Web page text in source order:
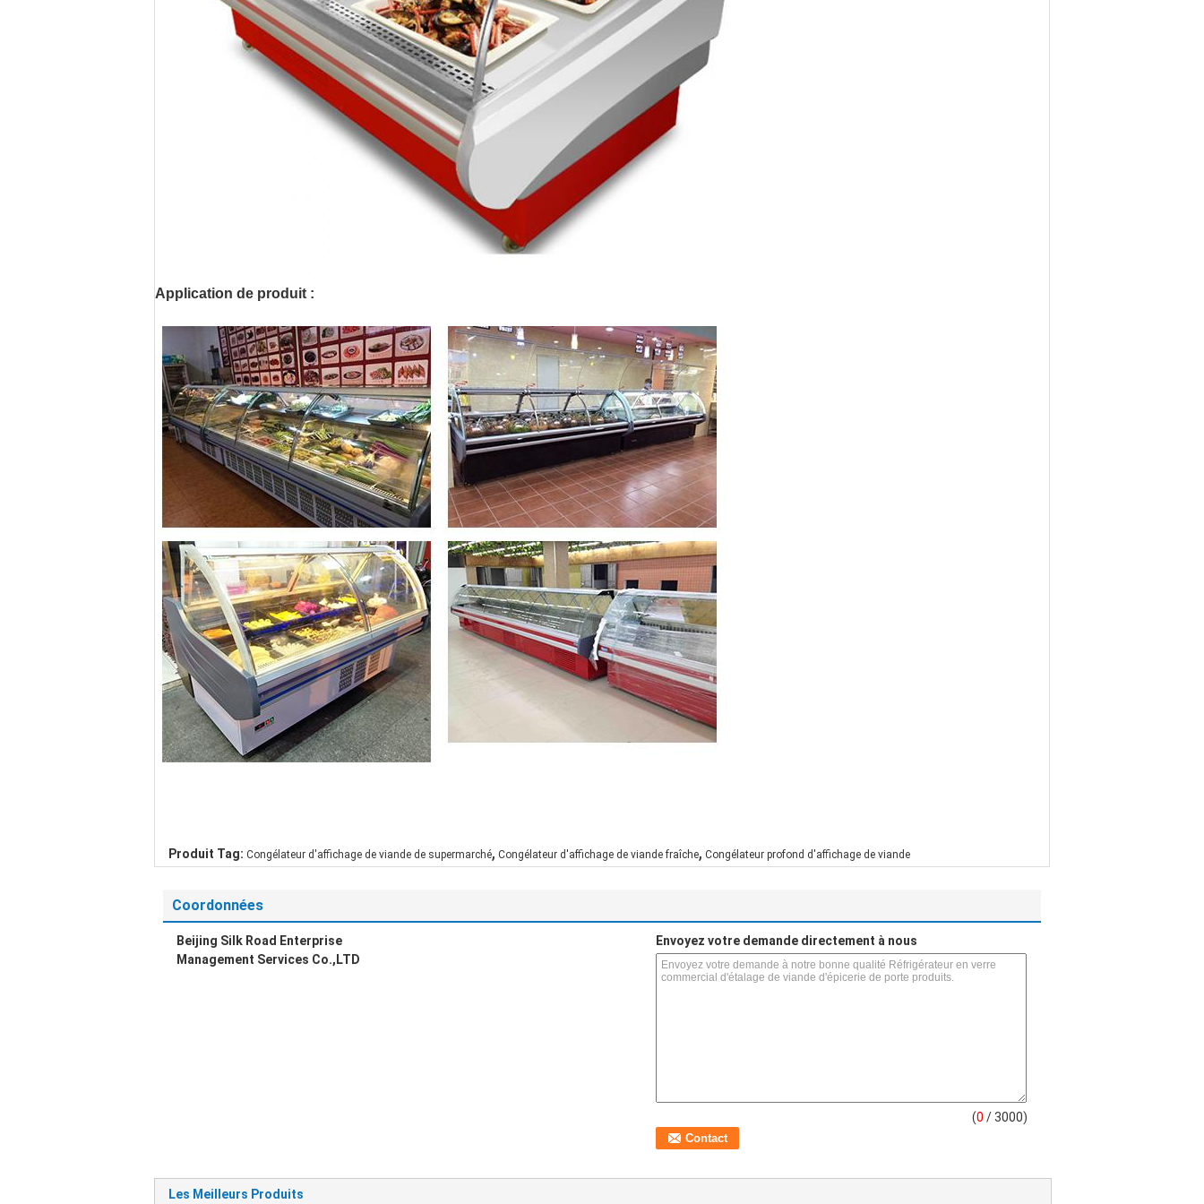
Application de produit :
Produit Tag: Congélateur d'affichage de viande de supermarché, Congélateur d'affichage de viande fraîche, Congélateur profond d'affichage de viande
Coordonnées
Beijing Silk Road Enterprise
Management Services Co.,LTD
Envoyez votre demande directement à nous
(0 / 3000)
Les Meilleurs Produits